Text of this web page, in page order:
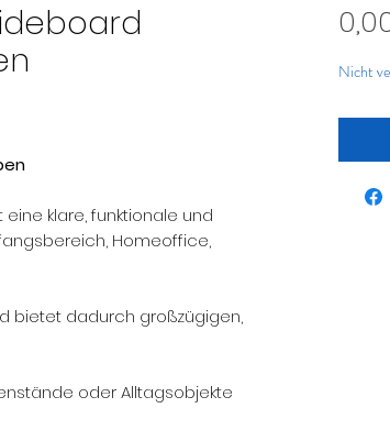
klare, funktionale und
Homeoffice,
bietet dadurch großzügigen,
oder Alltagsobjekte
Nicht